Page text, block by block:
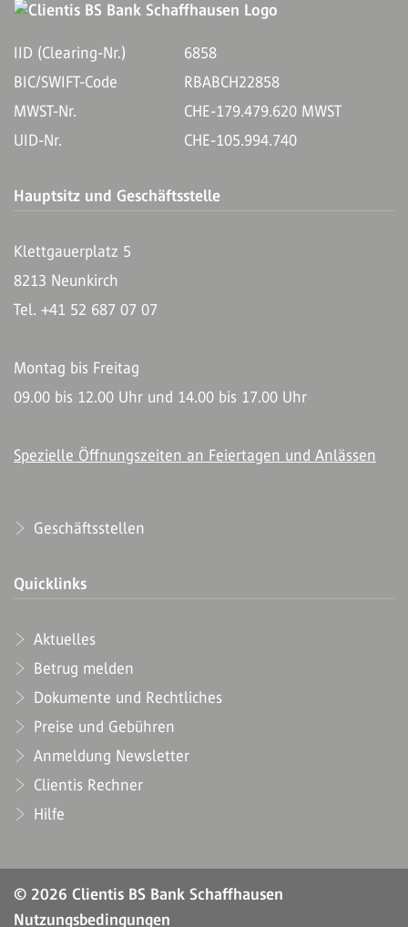
IID (Clearing-Nr.)
6858
BIC/SWIFT-Code
RBABCH22858
MWST-Nr.
CHE-179.479.620 MWST
UID-Nr.
CHE-105.994.740
Hauptsitz und Geschäftsstelle
Klettgauerplatz 5
8213 Neunkirch
Tel. +41 52 687 07 07
Montag bis Freitag
09.00 bis 12.00 Uhr und 14.00 bis 17.00 Uhr
Spezielle Öffnungszeiten an Feiertagen und Anlässen
Geschäftsstellen
Quicklinks
Aktuelles
Betrug melden
Dokumente und Rechtliches
Preise und Gebühren
Anmeldung Newsletter
Clientis Rechner
Hilfe
© 2026 Clientis BS Bank Schaffhausen
Nutzungsbedingungen